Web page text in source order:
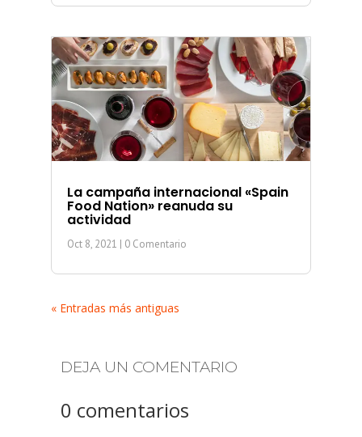
La campaña internacional «Spain
Food Nation» reanuda su
actividad
Oct 8, 2021 | 0 Comentario
« Entradas más antiguas
DEJA UN COMENTARIO
0 comentarios